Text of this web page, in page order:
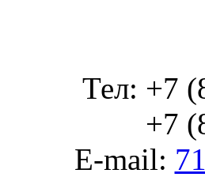
Тел: +7
+7
E-mail: